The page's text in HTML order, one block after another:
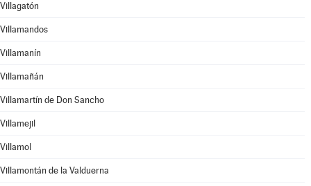
Villagatón
Villamandos
Villamanín
Villamañán
Villamartín de Don Sancho
Villamejil
Villamol
Villamontán de la Valduerna